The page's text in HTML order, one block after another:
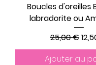
Boucles d'oreilles
labradorite ou
Prix original
25,00 €
Ajouter au